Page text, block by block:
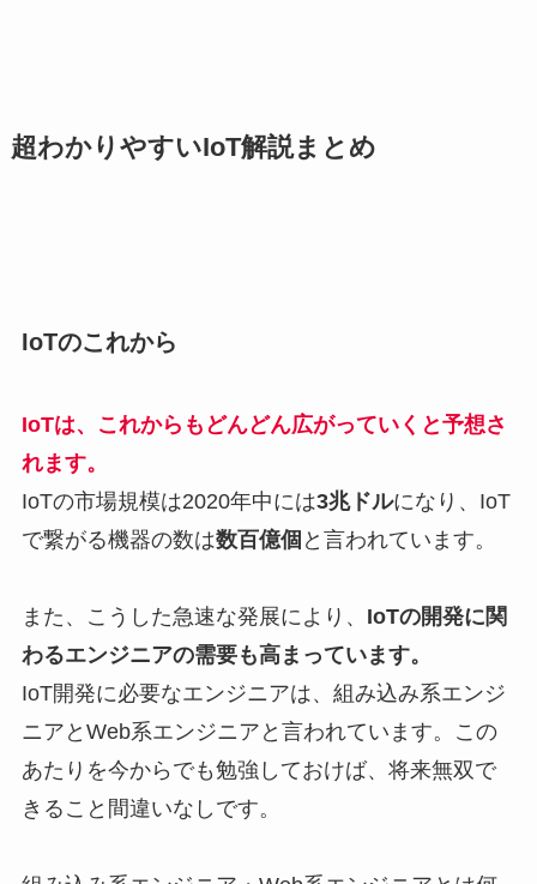
超わかりやすいIoT解説まとめ
IoTのこれから
IoTは、これからもどんどん広がっていくと予想さ
れます。
IoTの市場規模は2020年中には3兆ドルになり、IoT
で繋がる機器の数は数百億個 と言われています。
また、こうした急速な発展により、 IoTの開発に関
わるエンジニアの需要も高まっています。
IoT開発に必要なエンジニアは、組み込み系エンジ
ニアとWeb系エンジニアと言われています。この
あたりを今からでも勉強しておけば、将来無双で
きること間違いなしです。